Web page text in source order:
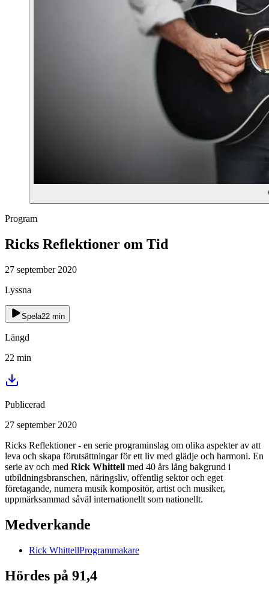
Program
Ricks Reflektioner om Tid
27 september 2020
Lyssna
Spela22 min
Längd
22 min
Publicerad
27 september 2020
Ricks Reflektioner - en serie programinslag om olika aspekter av att
leva och skapa förutsättningar för ett liv med glädje och harmoni. En
serie av och med Rick Whittell med 40 års lång bakgrund i
utbildningsbranschen, näringsliv, offentlig sektor och eget
företagande, numera musik kompositör, artist och musiker,
uppmärksammad såväl internationellt som nationellt.
Medverkande
Rick WhittellProgrammakare
Hördes på 91,4